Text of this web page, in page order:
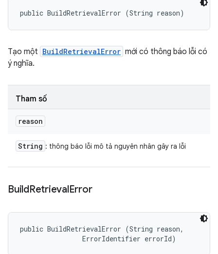
public BuildRetrievalError (String reason)
Tạo một BuildRetrievalError mới có thông báo lỗi có
ý nghĩa.
Tham số
reason
String : thông báo lỗi mô tả nguyên nhân gây ra lỗi
BuildRetrievalError
public BuildRetrievalError (String reason,
                ErrorIdentifier errorId)